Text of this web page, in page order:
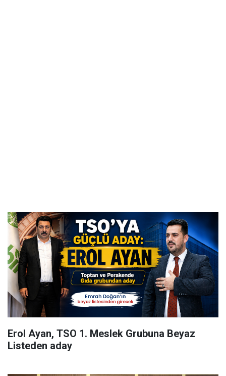
Erol Ayan, TSO 1. Meslek Grubuna Beyaz
Listeden aday